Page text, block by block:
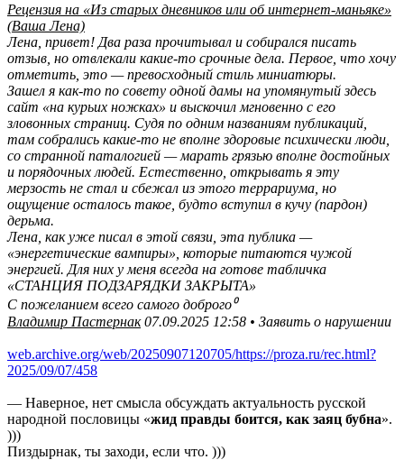
Рецензия на «Из старых дневников или об интернет-маньяке»
(Ваша Лена)
Лена, привет! Два раза прочитывал и собирался писать
отзыв, но отвлекали какие-то срочные дела. Первое, что хочу
отметить, это — превосходный стиль миниатюры.
Зашел я как-то по совету одной дамы на упомянутый здесь
сайт «на курьих ножках» и выскочил мгновенно с его
зловонных страниц. Судя по одним названиям публикаций,
там собрались какие-то не вполне здоровые психически люди,
со странной паталогией — марать грязью вполне достойных
и порядочных людей. Естественно, открывать я эту
мерзость не стал и сбежал из этого террариума, но
ощущение осталось такое, будто вступил в кучу (пардон)
дерьма.
Лена, как уже писал в этой связи, эта публика —
«энергетические вампиры», которые питаются чужой
энергией. Для них у меня всегда на готове табличка
«СТАНЦИЯ ПОДЗАРЯДКИ ЗАКРЫТА»
С пожеланием всего самого доброго⁰
Владимир Пастернак07.09.2025 12:58 • Заявить о нарушении
web.archive.org/web/20250907120705/https://proza.ru/rec.html?
2025/09/07/458
— Наверное, нет смысла обсуждать актуальность русской
народной пословицы «жид правды боится, как заяц бубна».
)))
Пиздырнак, ты заходи, если что. )))